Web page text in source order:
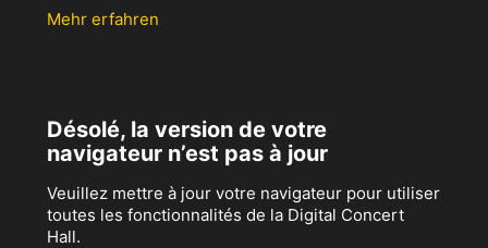
Mehr erfahren
Désolé, la version de votre
navigateur n’est pas à jour
Veuillez mettre à jour votre navigateur pour utiliser
toutes les fonctionnalités de la Digital Concert
Hall.